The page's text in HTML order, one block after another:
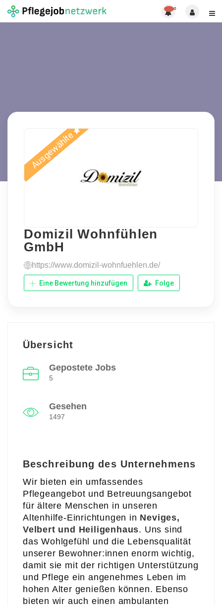
0
Ausgewählte
Domizil Wohnfühlen
GmbH
https://www.domizil-wohnfuehlen.de/
Eine Bewertung hinzufügen Folge
Übersicht
Gepostete Jobs
5
Gesehen
1497
Beschreibung des Unternehmens
Wir bieten ein umfassendes
Pflegeangebot und Betreuungsangebot
für ältere Menschen in unseren
Altenhilfe-Einrichtungen in Neviges,
Velbert und Heiligenhaus. Uns sind
das Wohlgefühl und die Lebensqualität
unserer Bewohner:innen enorm wichtig,
damit sie mit der richtigen Unterstützung
und Pflege ein angenehmes Leben im
hohen Alter genießen können. Ebenso
bieten wir auch einen ambulanten